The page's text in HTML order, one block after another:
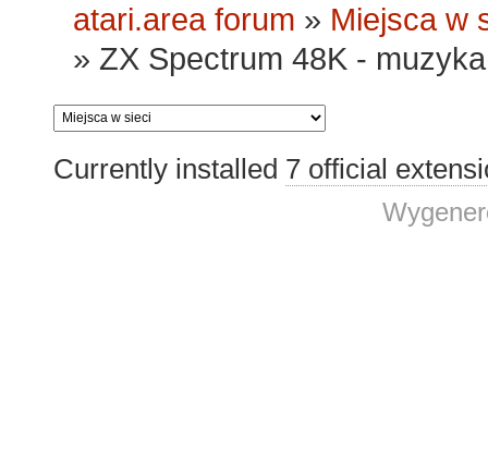
atari.area forum » Miejsca w
» ZX Spectrum 48K -
Currently installed 7 official